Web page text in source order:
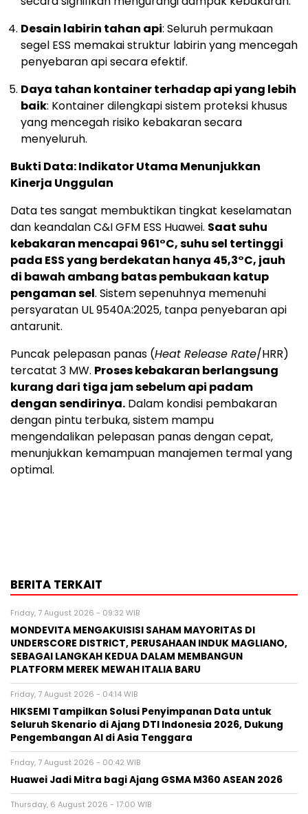
Desain labirin tahan api: Seluruh permukaan
segel ESS memakai struktur labirin yang mencegah
penyebaran api secara efektif.
Daya tahan kontainer terhadap api yang lebih
baik: Kontainer dilengkapi sistem proteksi khusus
yang mencegah risiko kebakaran secara
menyeluruh.
Bukti Data: Indikator Utama Menunjukkan
Kinerja Unggulan
Data tes sangat membuktikan tingkat keselamatan
dan keandalan C&I GFM ESS Huawei. Saat suhu
kebakaran mencapai 961°C, suhu sel tertinggi
pada ESS yang berdekatan hanya 45,3°C, jauh
di bawah ambang batas pembukaan katup
pengaman sel. Sistem sepenuhnya memenuhi
persyaratan UL 9540A:2025, tanpa penyebaran api
antarunit.
Puncak pelepasan panas (Heat Release Rate/HRR)
tercatat 3 MW. Proses kebakaran berlangsung
kurang dari tiga jam sebelum api padam
dengan sendirinya. Dalam kondisi pembakaran
dengan pintu terbuka, sistem mampu
mengendalikan pelepasan panas dengan cepat,
menunjukkan kemampuan manajemen termal yang
optimal.
BERITA TERKAIT
Friday, 7 August 2026 - 09:32 WIB
MONDEVITA MENGAKUISISI SAHAM MAYORITAS DI
UNDERSCORE DISTRICT, PERUSAHAAN INDUK MAGLIANO,
SEBAGAI LANGKAH KEDUA DALAM MEMBANGUN
PLATFORM MEREK MEWAH ITALIA BARU
Friday, 7 August 2026 - 04:14 WIB
HIKSEMI Tampilkan Solusi Penyimpanan Data untuk
Seluruh Skenario di Ajang DTI Indonesia 2026, Dukung
Pengembangan AI di Asia Tenggara
Friday, 7 August 2026 - 00:42 WIB
Huawei Jadi Mitra bagi Ajang GSMA M360 ASEAN 2026
Thursday, 6 August 2026 - 17:00 WIB